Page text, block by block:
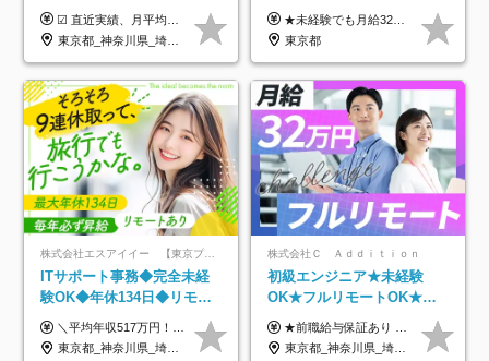
／実質還元率80～90%／前
給保証／AI系など最先端案
件多数
☑︎ 直近実績、月平均17,000円の昇給 ☑︎ 前職給与100%保証 ☑︎ 実質還元率80～90% ☑︎ 待機時も給与は満額支給 月給35万円～70万円＋交通費など各種手当 ※想定年収：4,200,000円～10,560,000円 ※経験・能力等を考慮の上で決定します。 ※上記金額には、みなし残業手当（50時間分・104,000円～212,000円）を含みます。超過分は別途追加支給します。 ┗残業時間は月平均10時間、多い時でも20時間程度と安定しております ★単価連動型の給与体系ではないため、万が一待機になってもその間の給与は満額支給しています。 ＜1年間の昇給事例をご紹介！＞ ・20代/フロントエンドエンジニア：月給274,000円→月給362,000円（＋88,000円/月） ・20代/iOSエンジニア：月給237,000円→月給287,000円（＋50,000円/月） ・20代/Androidエンジニア：月給316,000円→月給374,000円（＋58,000円/月） ・30代/Javaエンジニア（上流）：月給340,000円→月給418,000円（＋78,000円/月） ・30代/PMO：月給340,000円→月給418,000円（＋78,000円/月）
東京都_神奈川県_埼玉県_千葉県_大阪府_愛知県_北海道_青森県_岩手県_宮城県_秋田県_山形県_福島県_茨城県_栃木県_群馬県_新潟県_山梨県_長野県_富山県_石川県_福井県_静岡県_岐阜県_三重県_兵庫県_京都府_滋賀県_奈良県_和歌山県_広島県_岡山県_鳥取県_島根県_山口県_徳島県_香川県_愛媛県_高知県_福岡県_熊本県_佐賀県_長崎県_大分県_宮崎県_鹿児島県_沖縄県
32万～*残業月9.8h*1ヶ月の
研修*資格取得率100％
★未経験でも月給32万円スタート★ 月収32万円～35万円＋各種手当（資格手当だけで毎月15万の上乗せ実績あり！） ★資格手当豊富！1資格につき最大3万円支給 ★功績手当の導入で、毎月のお給与に上乗せで最大10万円支給している社員も！ ★1回の昇級で年収数十万UPも可 ★ゆくゆくは年収1000万以上も目指せる 年俸384万円～1,162万8,000円（12分割） ※経験・スキルを考慮の上決定します ※上記金額には固定残業代（月30h分・60,800円～66,500円）を含みます ※超過分は別途全額支給します ※試用期間2ヶ月間あり（その他待遇に差異はありません）
東京都
株式会社エスアイイー 【東京プロマーケット上場】
ITサポート事務◆完全未経
験OK◆年休134日◆リモー
トOK◆残業月7h以下◆賞与
年3回◆5年目まで必ず昇給
＼平均年収517万円！入社5年目まで毎年必ず昇給／ ■賞与年3回 ■年収800万円以上も可 ■入社3年以上の平均年収469.2万円 月給23万2000円以上＋賞与年3回＋各種手当 ☆入社5年目まで最大1万5000円の定期昇給を確約 ┃各種手当充実 ・規定の資格を取得すれば、2000円～5万円を毎月支給（2万4000円～60万円／年） ・研修中に取得した取得率95％の資格でも研修後の給料UP ※月給は年齢・経験・能力を考慮して、優遇いたします ※上記月給金額は固定残業代（20時間/3万1300円円以上）を含み、超過分は別途支給いたします ※試用期間（6ヶ月）は月給に変動はありますが、その他待遇に差異はありません ├入社後1ヶ月～3ヶ月間は、月給20万1900円となります └上記金額は固定残業代（10時間／1万6000円）を含み、超過分は別途支給いたします
東京都_神奈川県_埼玉県_千葉県_大阪府_愛知県_北海道_青森県_岩手県_宮城県_秋田県_山形県_福島県_茨城県_栃木県_群馬県_新潟県_山梨県_長野県_富山県_石川県_福井県_静岡県_岐阜県_三重県_兵庫県_京都府_滋賀県_奈良県_和歌山県_広島県_岡山県_鳥取県_島根県_山口県_徳島県_香川県_愛媛県_高知県_福岡県_熊本県_佐賀県_長崎県_大分県_宮崎県_鹿児島県_沖縄県
株式会社Ｃ Ａｄｄｉｔｉｏｎ
初級エンジニア★未経験
OK★フルリモートOK★月
給32万円～★残業月10h＆
年休120日以上★副業可
★前職給与保証あり ★月給32万円以上＋インセンティブあり 月給32万円以上＋インセンティブ＋各種手当 ※上記には固定残業代（月30時間・44,400円～）を含みます ※超過分は別途支給します ※試用期間はございません ★＼成果＝あなたの収入／★ 【1】案件単価ー8万円＝あなたの給与 参画したプロジェクトの案件単価から 一律8万円引いた金額があなたの給与です！ （月給例） ■1人称での構築・小規模な詳細設計 案件単価55万円ー8万円＝月給47万円（還元率85.5%） ■大型案件の設計・構築やプロジェクト管理 案件単価90万円ー8万円＝月給82万円（還元率91.1%） ‥‥‥‥‥‥‥‥‥‥‥‥‥‥‥‥‥‥ 【2】月給の他にも豊富なインセンティブあり 全員が月3～13万円のインセンティブをゲットしています！ ≪インセンティブ制度≫ 稼働している現場で増員・交代が発生し、 当社の人員を配属が決定した際に支給。 ◇C Addition正社員が参画 ：実粗利の10%／毎月 ◇協力会社所属の社員が参画：実粗利の30%／毎月 ≪リファラル制度≫ あなたの知り合いが当社のメンバーになった際に、 毎月1人あたり2万円支給します◎ ‥‥‥‥‥‥‥‥‥‥‥‥‥‥‥‥‥‥
東京都_神奈川県_埼玉県_千葉県_大阪府_愛知県_北海道_青森県_岩手県_宮城県_秋田県_山形県_福島県_茨城県_栃木県_群馬県_新潟県_山梨県_長野県_富山県_石川県_福井県_静岡県_岐阜県_三重県_兵庫県_京都府_滋賀県_奈良県_和歌山県_広島県_岡山県_鳥取県_島根県_山口県_徳島県_香川県_愛媛県_高知県_福岡県_熊本県_佐賀県_長崎県_大分県_宮崎県_鹿児島県_沖縄県